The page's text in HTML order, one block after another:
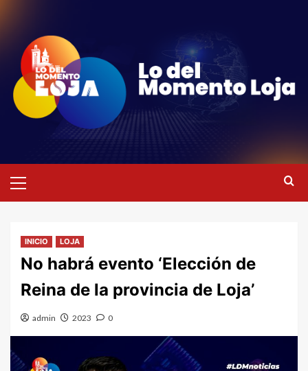
contenido
primario
INICIO LOJA
No habrá evento ‘Elección de
Reina de la provincia de Loja’
admin 2023 0